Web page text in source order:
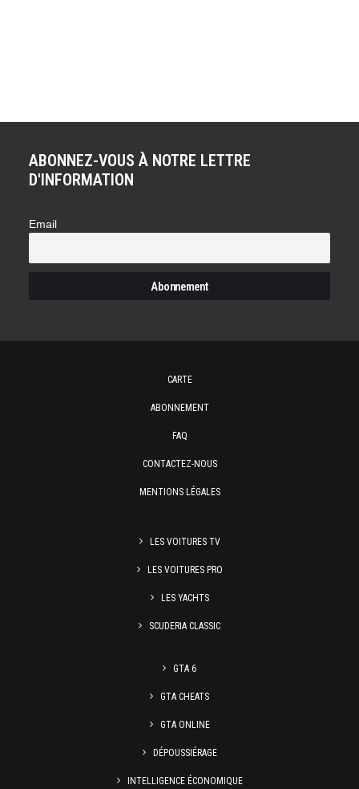
ABONNEZ-VOUS À NOTRE LETTRE
D'INFORMATION
Email
CARTE
ABONNEMENT
FAQ
CONTACTEZ-NOUS
MENTIONS LÉGALES
LES VOITURES TV
LES VOITURES PRO
LES YACHTS
SCUDERIA CLASSIC
GTA 6
GTA CHEATS
GTA ONLINE
DÉPOUSSIÉRAGE
INTELLIGENCE ÉCONOMIQUE